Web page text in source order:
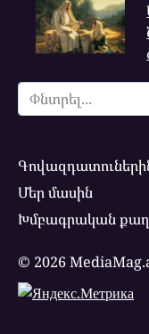
Search
for:
Մեր մասին
Խմբագրական
© 2026